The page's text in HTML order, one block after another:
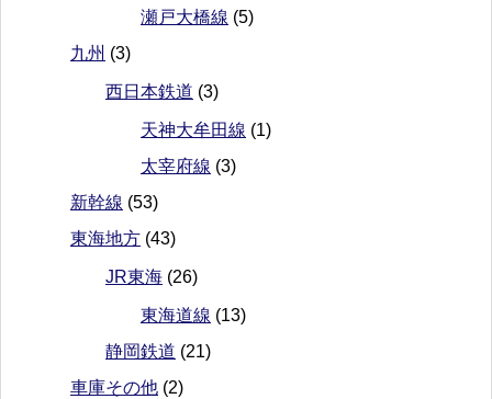
瀬戸大橋線 (5)
九州 (3)
西日本鉄道 (3)
天神大牟田線 (1)
太宰府線 (3)
新幹線 (53)
東海地方 (43)
JR東海 (26)
東海道線 (13)
静岡鉄道 (21)
車庫その他 (2)